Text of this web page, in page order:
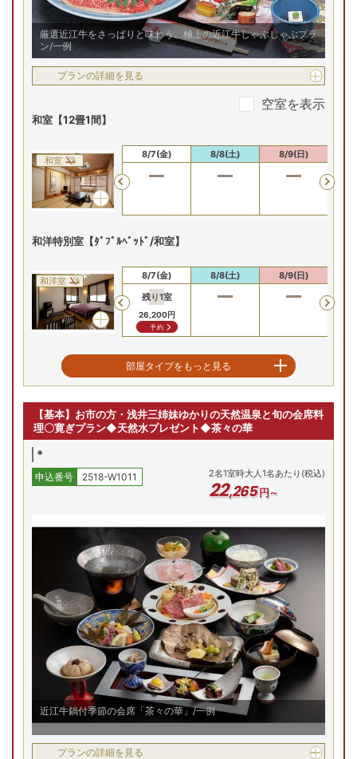
二間和室【10畳+6畳】/一例
二間和室【10畳+6畳】
申込番号 2518-W1011
24,135円～
Previous
残り2室
36,580円
予約
残り2室
残り2室
空室を表示
和洋室
和洋特別室【ﾂｲﾝﾍﾞｯﾄﾞ/和室8
畳】/一例
【お部屋タイプ】
和洋特別室【ﾂｲﾝﾍﾞｯﾄﾞ/
和室8畳】
申込番号 2518-W1011 2名1室時大人1名あたり(税込)
25,
8/14(金)
8/15(土)
8/16(日)
残り2室
予約
8/17(月)
プランの詳細を見る
空室を表示
和洋室
【お部屋タイプ】
お部屋の詳細を見る
半露天風呂付客室【和室
8帖+洋室8帖】
厳選近江牛をさっぱりと味わう、極上の近江牛しゃぶしゃぶプラ
ン/一例
プランの詳細を見る
空室を表示
和室【12畳1間】
和室
Previous
8/6(木) 8/7(金) 8/8(土) 8/9(日)
和洋特別室【ﾀﾞﾌﾞﾙﾍﾞｯﾄﾞ/和室】
和洋室
Previous
8/6(木)
8/7(金)
残り1室
26,200円
予約
8/8(土) 8/9(日)
二間和室【10畳+6畳】
和室
Previous
和洋特別室【ﾂｲﾝﾍﾞｯﾄﾞ/和室8畳】
Previous
半露天風呂付客室【和室8帖+洋室8帖】
和洋室
Previous
8/6(木)
8/7(金)
残り1室
34,400円
予約
8/8(土) 8/9(日)
部屋タイプをもっと見る
【基本】お市の方・浅井三姉妹ゆかりの天然温泉と旬の会席料
理〇寛ぎプラン◆天然水プレゼント◆茶々の華
*
申込番号 2518-W1011 2名1室時大人1名あたり(税込)
22,265円～
近江牛鍋付季節の会席「茶々の華」/一例
プランの詳細を見る